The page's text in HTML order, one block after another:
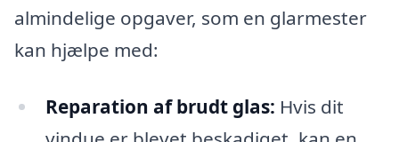
almindelige opgaver, som en glarmester
kan hjælpe med:
Reparation af brudt glas: Hvis dit